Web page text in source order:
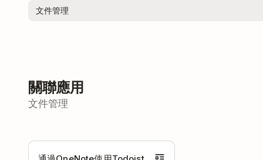
關聯應用
文件管理